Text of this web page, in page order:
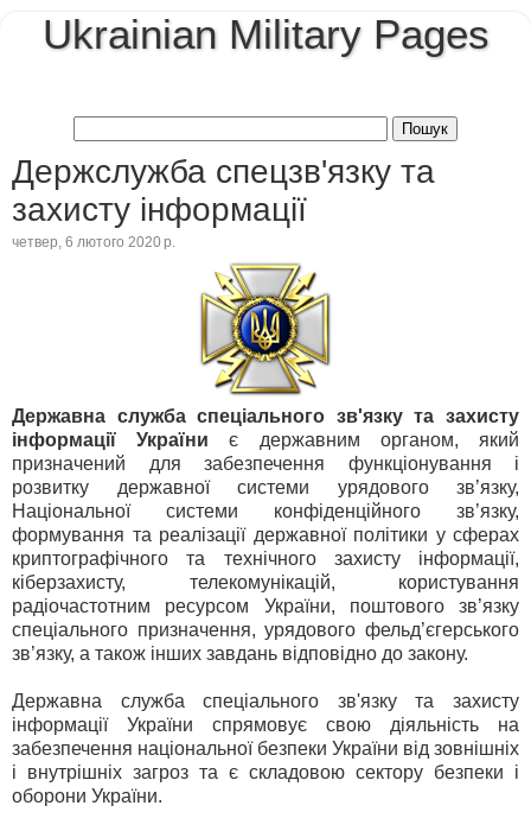
Ukrainian Military Pages
Держслужба спецзв'язку та
захисту інформації
четвер, 6 лютого 2020 р.
Державна служба спеціального зв'язку та захисту
інформації України є державним органом, який
призначений для забезпечення функціонування і
розвитку державної системи урядового зв’язку,
Національної системи конфіденційного зв’язку,
формування та реалізації державної політики у сферах
криптографічного та технічного захисту інформації,
кіберзахисту, телекомунікацій, користування
радіочастотним ресурсом України, поштового зв’язку
спеціального призначення, урядового фельд’єгерського
зв’язку, а також інших завдань відповідно до закону.
Державна служба спеціального зв'язку та захисту
інформації України спрямовує свою діяльність на
забезпечення національної безпеки України від зовнішніх
і внутрішніх загроз та є складовою сектору безпеки і
оборони України.